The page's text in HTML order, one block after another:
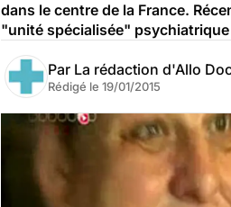
dans le centre de la France.
"unité spécialisée"
Par La rédaction d'Allo
Rédigé le 19/01/2015